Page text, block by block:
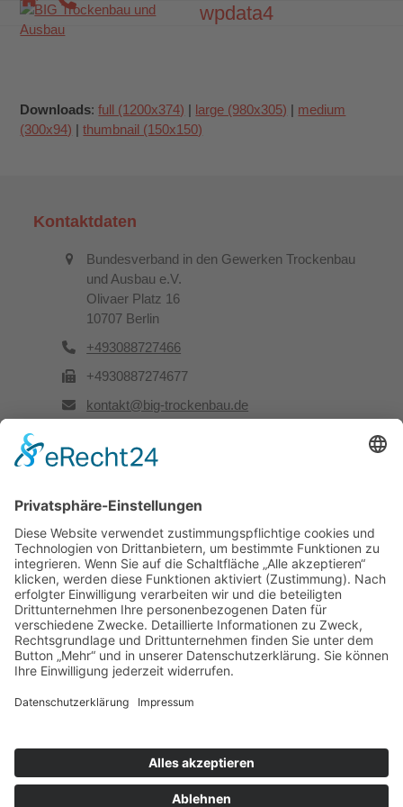
Skip
Open
Close
wpdata4
Downloads:full (1200x374) | large (980x305) | medium
(300x94) |thumbnail (150x150)
Kontaktdaten
Bundesverband in den Gewerken Trockenbau
und Ausbau e.V.
Olivaer Platz 16
10707 Berlin
+493088727466
+4930887274677
kontakt@big-trockenbau.de
Rechtliches
Kontakt
Impressum
Datenschutz
Facebook
LinkedInInstagram